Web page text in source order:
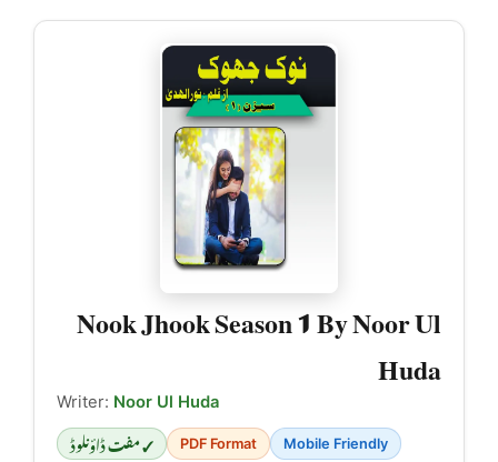
Nook Jhook Season 1 By Noor Ul
Huda
Writer: Noor Ul Huda
✓ مفت ڈاؤنلوڈ PDF Format Mobile Friendly